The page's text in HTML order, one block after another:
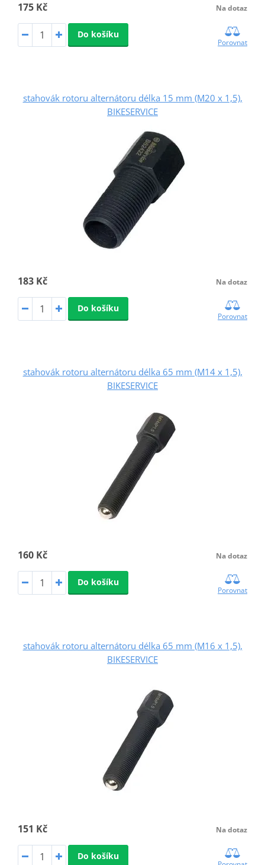
175 Kč Na dotaz
Do košíku
Porovnat
stahovák rotoru alternátoru délka 15 mm (M20 x 1,5),
BIKESERVICE
183 Kč Na dotaz
Do košíku
Porovnat
stahovák rotoru alternátoru délka 65 mm (M14 x 1,5),
BIKESERVICE
160 Kč Na dotaz
Do košíku
Porovnat
stahovák rotoru alternátoru délka 65 mm (M16 x 1,5),
BIKESERVICE
151 Kč Na dotaz
Do košíku